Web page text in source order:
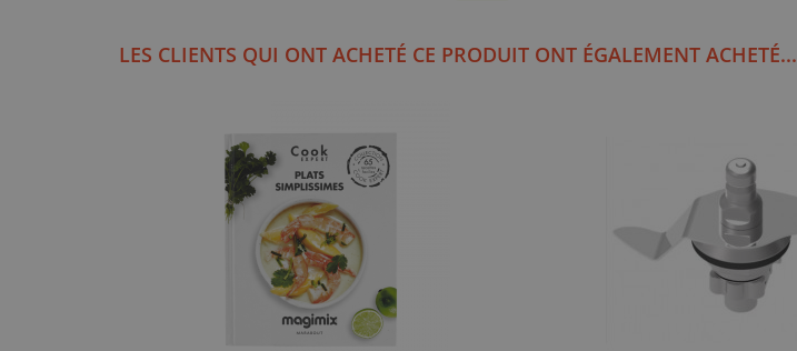
LES CLIENTS QUI ONT ACHETÉ CE PRODUIT ONT ÉGALEMENT ACHETÉ...